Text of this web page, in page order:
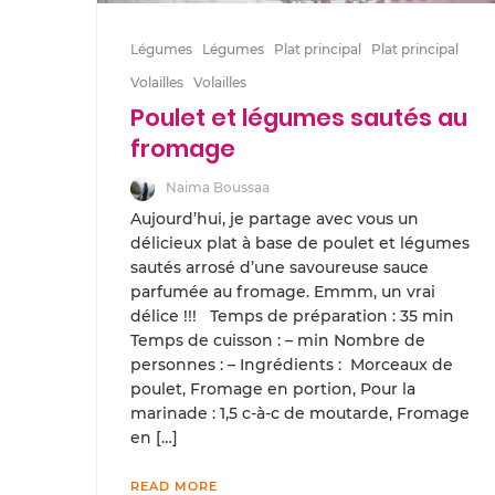
Légumes Légumes Plat principal
Plat principal
Volailles Volailles
Poulet et légumes sautés au
fromage
Naima Boussaa
Aujourd’hui, je partage avec vous un
délicieux plat à base de poulet et légumes
sautés arrosé d’une savoureuse sauce
parfumée au fromage. Emmm, un vrai
délice !!! Temps de préparation : 35 min
Temps de cuisson : – min Nombre de
personnes : – Ingrédients : Morceaux de
poulet, Fromage en portion, Pour la
marinade : 1,5 c-à-c de moutarde, Fromage
en […]
READ MORE